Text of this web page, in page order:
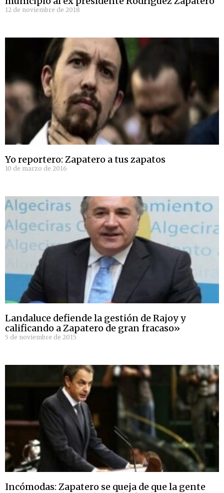
12 de noviembre de 2018
Yo reportero: Zapatero a tus zapatos
10 de marzo de 2016
Landaluce defiende la gestión de Rajoy y
calificando a Zapatero de gran fracaso»
5 de noviembre de 2015
Incómodas: Zapatero se queja de que la gente